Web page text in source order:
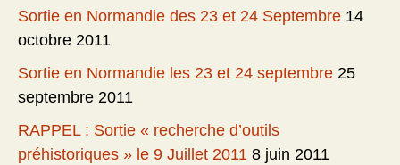
Sortie en Normandie des 23 et 24 Septembre 14
octobre 2011
Sortie en Normandie les 23 et 24 septembre 25
septembre 2011
RAPPEL : Sortie « recherche d’outils
préhistoriques » le 9 Juillet 2011 8 juin 2011